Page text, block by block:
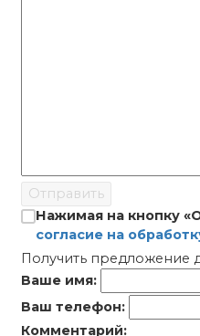
Отправить
Нажимая на кнопку
согласие на
Получить предложение
Ваше имя:
Ваш телефон:
Комментарий: